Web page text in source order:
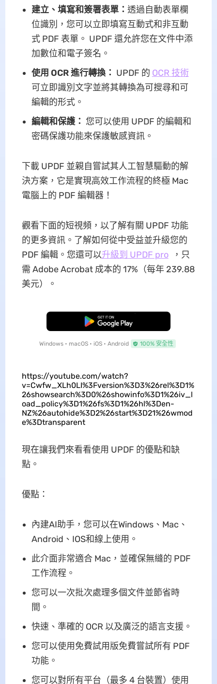
建立、填寫和簽署表單： 透過自動表單欄
位識別，您可以立即填寫互動式和非互動
式 PDF 表單。 UPDF 還允許您在文件中添
加數位和電子簽名。
使用 OCR 進行轉換： UPDF 的 OCR 技術
可立即識別文字並將其轉換為可搜尋和可
編輯的形式。
編輯和保護： 您可以使用 UPDF 的編輯和
密碼保護功能來保護敏感資訊。
下載 UPDF 並親自嘗試其人工智慧驅動的解
決方案，它是實現高效工作流程的終極 Mac
電腦上的 PDF 編輯器！
觀看下面的短視頻，以了解有關 UPDF 功能
的更多資訊。了解如何從中受益並升級您的
PDF 編輯。您還可以升級到 UPDF pro，只
需 Adob​​e Acrobat 成本的 17%（每年 239.88
美元）。
免費下載
Windows • macOS • iOS • Android 100% 安全性
https://youtube.com/watch?
v=Cwfw_XLh0LI%3Fversion%3D3%26rel%3D1%
26showsearch%3D0%26showinfo%3D1%26iv_l
oad_policy%3D1%26fs%3D1%26hl%3Den-
NZ%26autohide%3D2%26start%3D21%26wmod
e%3Dtransparent
現在讓我們來看看使用 UPDF 的優點和缺
點。
優點：
內建AI助手，您可以在Windows、Mac、
Android、IOS和線上使用。
此介面非常適合 Mac，並確保無縫的 PDF
工作流程。
您可以一次批次處理多個文件並節省時
間。
快速、準確的 OCR 以及廣泛的語言支援。
您可以使用免費試用版免費嘗試所有 PDF
功能。
您可以對所有平台（最多 4 台裝置）使用